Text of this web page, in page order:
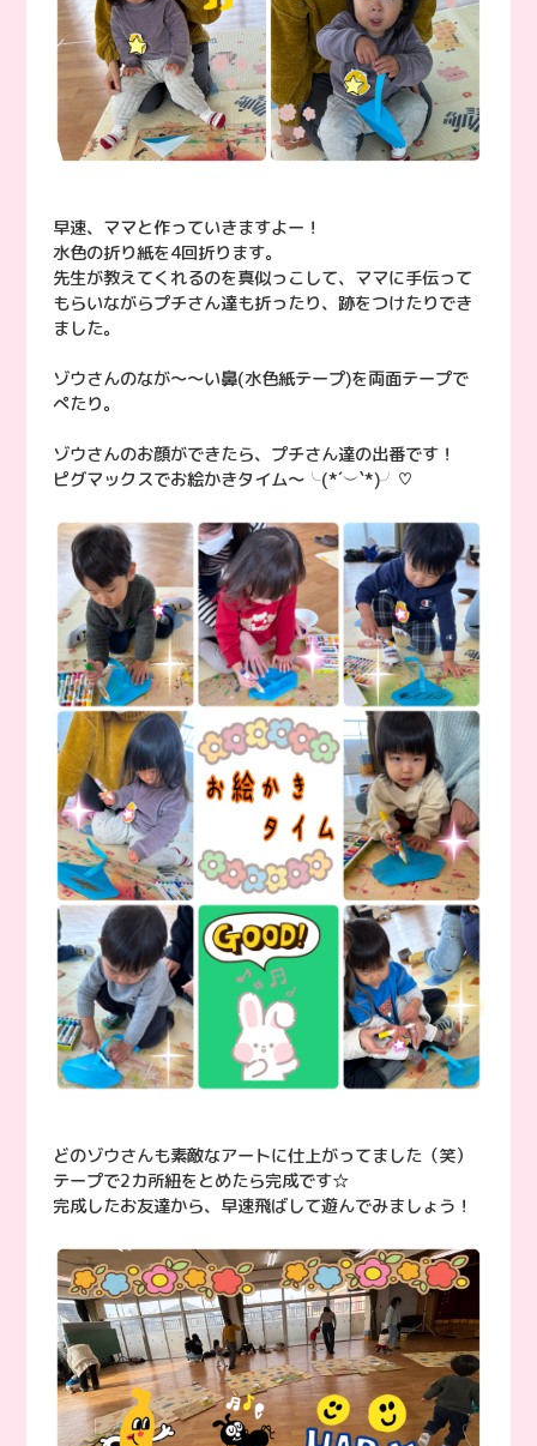
早速、ママと作っていきますよー！
水色の折り紙を4回折ります。
先生が教えてくれるのを真似っこして、ママに手伝って
もらいながらプチさん達も折ったり、跡をつけたりでき
ました。
ゾウさんのなが〜〜い鼻(水色紙テープ)を両面テープで
ぺたり。
ゾウさんのお顔ができたら、プチさん達の出番です！
ピグマックスでお絵かきタイム〜╰(*´︶`*)╯♡
どのゾウさんも素敵なアートに仕上がってました（笑）
テープで2カ所紐をとめたら完成です☆
完成したお友達から、早速飛ばして遊んでみましょう！